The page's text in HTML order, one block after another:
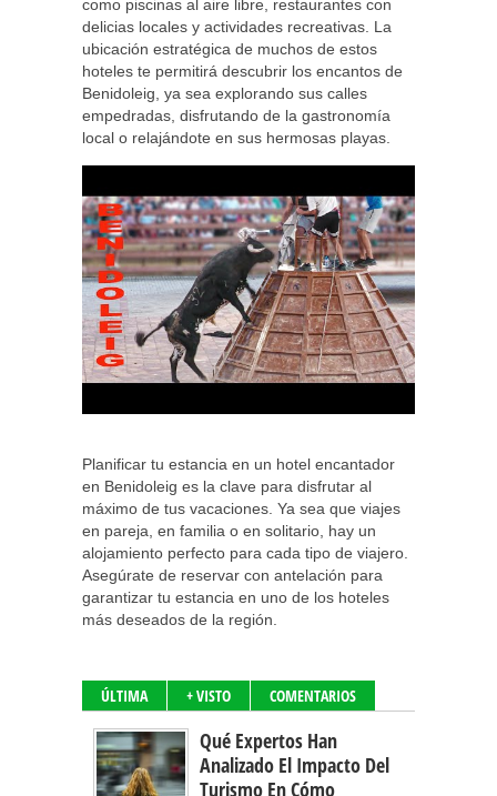
como piscinas al aire libre, restaurantes con
delicias locales y actividades recreativas. La
ubicación estratégica de muchos de estos
hoteles te permitirá descubrir los encantos de
Benidoleig, ya sea explorando sus calles
empedradas, disfrutando de la gastronomía
local o relajándote en sus hermosas playas.
Planificar tu estancia en un hotel encantador
en Benidoleig es la clave para disfrutar al
máximo de tus vacaciones. Ya sea que viajes
en pareja, en familia o en solitario, hay un
alojamiento perfecto para cada tipo de viajero.
Asegúrate de reservar con antelación para
garantizar tu estancia en uno de los hoteles
más deseados de la región.
ÚLTIMA + VISTO COMENTARIOS
Qué Expertos Han
Analizado El Impacto Del
Turismo En Cómo